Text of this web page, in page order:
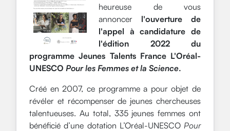
heureuse de vous
annoncer l'ouverture de
l'appel à candidature de
l'édition 2022 du
programme Jeunes Talents France L'Oréal-
UNESCO Pour les Femmes et la Science.
Créé en 2007, ce programme a pour objet de
révéler et récompenser de jeunes chercheuses
talentueuses. Au total, 335 jeunes femmes ont
bénéficié d’une dotation L’Oréal-UNESCOPour